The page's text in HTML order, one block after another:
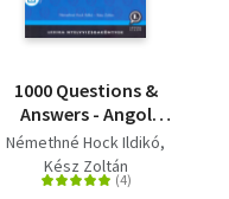
1000 Questions &
Answers - Angol
felsőfok + ingyenesen
letölthető interaktív
hanganyag
Némethné Hock Ildikó
Kész Zoltán